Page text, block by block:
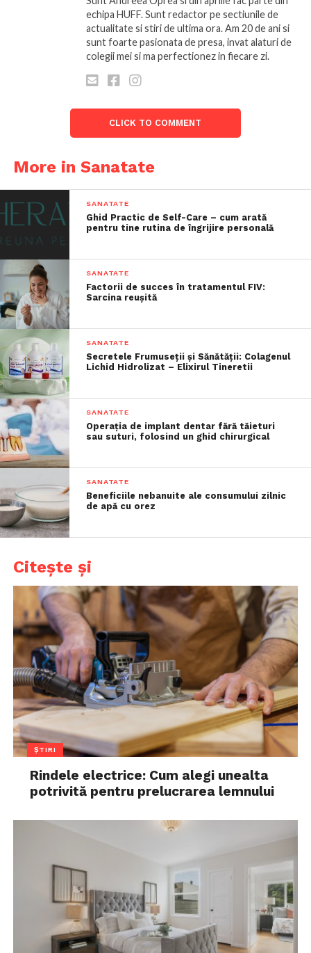
echipa HUFF. Sunt redactor pe sectiunile de
actualitate si stiri de ultima ora. Am 20 de ani si
sunt foarte pasionata de presa, invat alaturi de
colegii mei si ma perfectionez in fiecare zi.
CLICK TO COMMENT
More in Sanatate
SANATATE
Ghid Practic de Self-Care – cum arată
pentru tine rutina de îngrijire personală
SANATATE
Factorii de succes în tratamentul FIV:
Sarcina reușită
SANATATE
Secretele Frumuseții și Sănătății: Colagenul
Lichid Hidrolizat – Elixirul Tineretii
SANATATE
Operația de implant dentar fără tăieturi
sau suturi, folosind un ghid chirurgical
SANATATE
Beneficiile nebanuite ale consumului zilnic
de apă cu orez
Citește și
ȘTIRI
Rindele electrice: Cum alegi unealta
potrivită pentru prelucrarea lemnului